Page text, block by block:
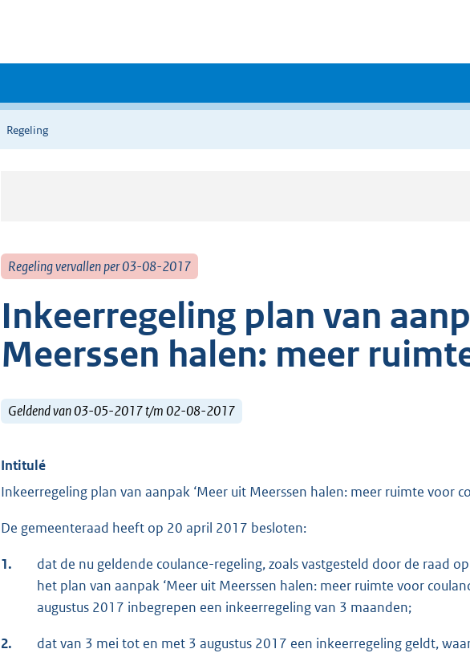
Regeling
Regeling vervallen per 03-08-2017
Inkeerregeling plan van
Meerssen halen: meer
Geldend van 03-05-2017 t/m 02-08-2017
Intitulé
Inkeerregeling plan van aanpak ‘Meer uit Meerssen halen: meer ruimte voor
De gemeenteraad heeft op 20 april 2017 besloten:
1.
dat de nu geldende coulance-regeling, zoals vastgesteld door de raad
het plan van aanpak ‘Meer uit Meerssen halen: meer ruimte voor
augustus 2017 inbegrepen een inkeerregeling van 3 maanden;
2.
dat van 3 mei tot en met 3 augustus 2017 een inkeerregeling geldt,